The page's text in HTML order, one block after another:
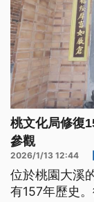
桃文化局修復
參觀
2026/1/13 12:44
位於桃園大溪
有157年歷史